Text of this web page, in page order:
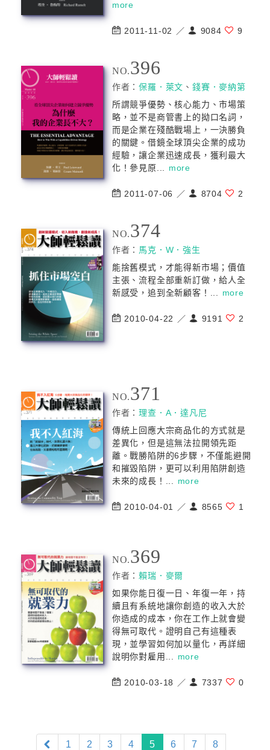
more
2011-11-02 ／ 9084 9
NO.396
作者：保羅．萊文 、錢賽．麥納第
所謂競爭優勢、核心能力、市場策
略，並不是商管書上的拗口名詞，
而是企業在殘酷戰場上，一決勝負
的關鍵。借鏡全球頂尖企業的成功
經驗，讓企業迅速成長，獲利最大
化！參見原... more
2011-07-06 ／ 8704 2
NO.374
作者： 馬克．W．強生
能捨舊模式，才能得新市場；價值
主張、流程全部重新訂做，給人全
新感受，追到全新顧客！... more
2010-04-22 ／ 9191 2
NO.371
作者：理查．A．達凡尼
傳統上回應大宗商品化的方式就是
差異化，但是這無法拉開領先距
離。戰勝陷阱的6步驟，不僅能避開
和摧毀陷阱，更可以利用陷阱創造
未來的成長！... more
2010-04-01 ／ 8565 1
NO.369
作者：賴瑞．麥爾
如果你能日復一日、年復一年，持
續且有系統地讓你創造的收入大於
你造成的成本，你在工作上就會變
得無可取代。證明自己有這種表
現，並學習如何加以量化，再詳細
說明你對雇用... more
2010-03-18 ／ 7337 0
1 2 3 4 5(current)
6 7 8